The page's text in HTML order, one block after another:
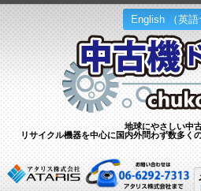
English （英語
地球にやさしい中
リサイクル機器を中心に国内外問わず数多く